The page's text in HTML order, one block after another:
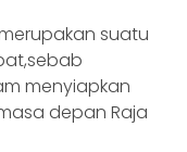
suatu
menyiapkan
depan Raja